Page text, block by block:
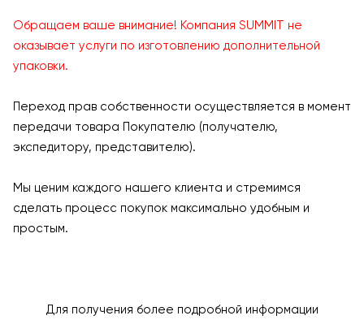
Обращаем ваше внимание! Компания SUMMIT не
оказывает услуги по изготовлению дополнительной
упаковки.
Переход прав собственности осуществляется в момент
передачи товара Покупателю (получателю,
экспедитору, представителю).
Мы ценим каждого нашего клиента и стремимся
сделать процесс покупок максимально удобным и
простым.
Для получения более подробной информации